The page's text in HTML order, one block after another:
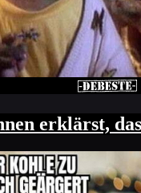
erklärst,